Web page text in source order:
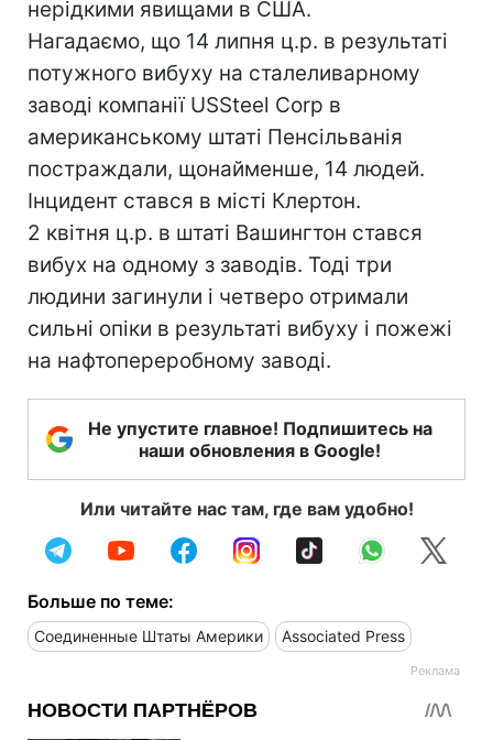
нерідкими явищами в США.
Нагадаємо, що 14 липня ц.р. в результаті
потужного вибуху на сталеливарному
заводі компанії USSteel Corp в
американському штаті Пенсільванія
постраждали, щонайменше, 14 людей.
Інцидент стався в місті Клертон.
2 квітня ц.р. в штаті Вашингтон стався
вибух на одному з заводів. Тоді три
людини загинули і четверо отримали
сильні опіки в результаті вибуху і пожежі
на нафтопереробному заводі.
Не упустите главное! Подпишитесь на
наши обновления в Google!
Или читайте нас там, где вам удобно!
Больше по теме:
Соединенные Штаты Америки Associated Press